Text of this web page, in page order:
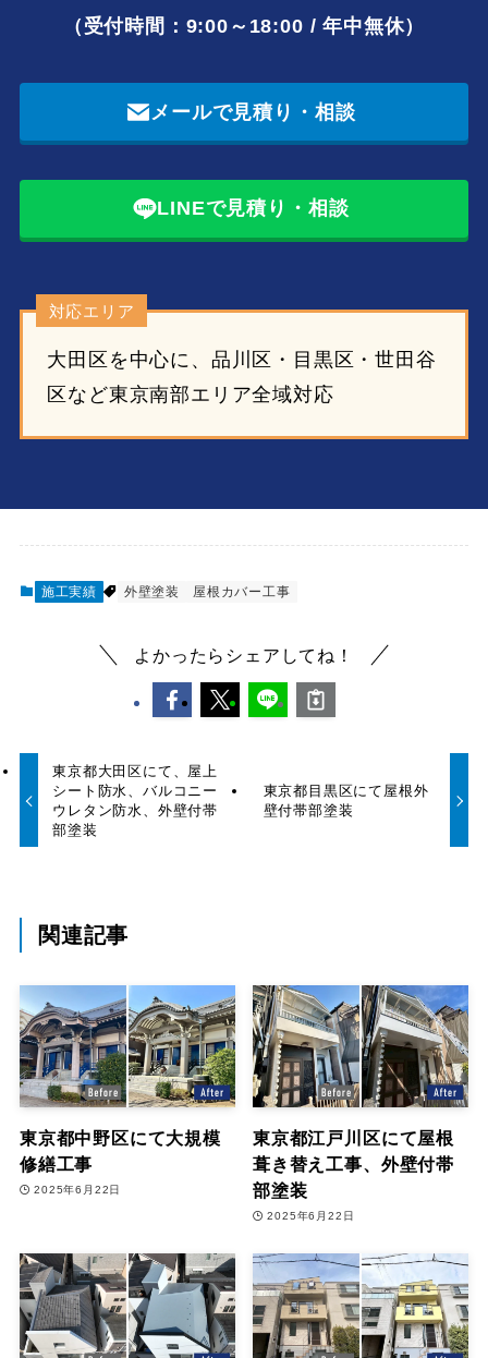
（受付時間：9:00～18:00 / 年中無休）
メールで見積り・相談
LINEで見積り・相談
対応エリア
大田区を中心に、品川区・目黒区・世田谷
区など東京南部エリア全域対応
施工実績 外壁塗装 屋根カバー工事
よかったらシェアしてね！
東京都大田区にて、屋上
シート防水、バルコニー
ウレタン防水、外壁付帯
部塗装
東京都目黒区にて屋根外
壁付帯部塗装
関連記事
東京都中野区にて大規模
修繕工事
2025年6月22日
東京都江戸川区にて屋根
葺き替え工事、外壁付帯
部塗装
2025年6月22日